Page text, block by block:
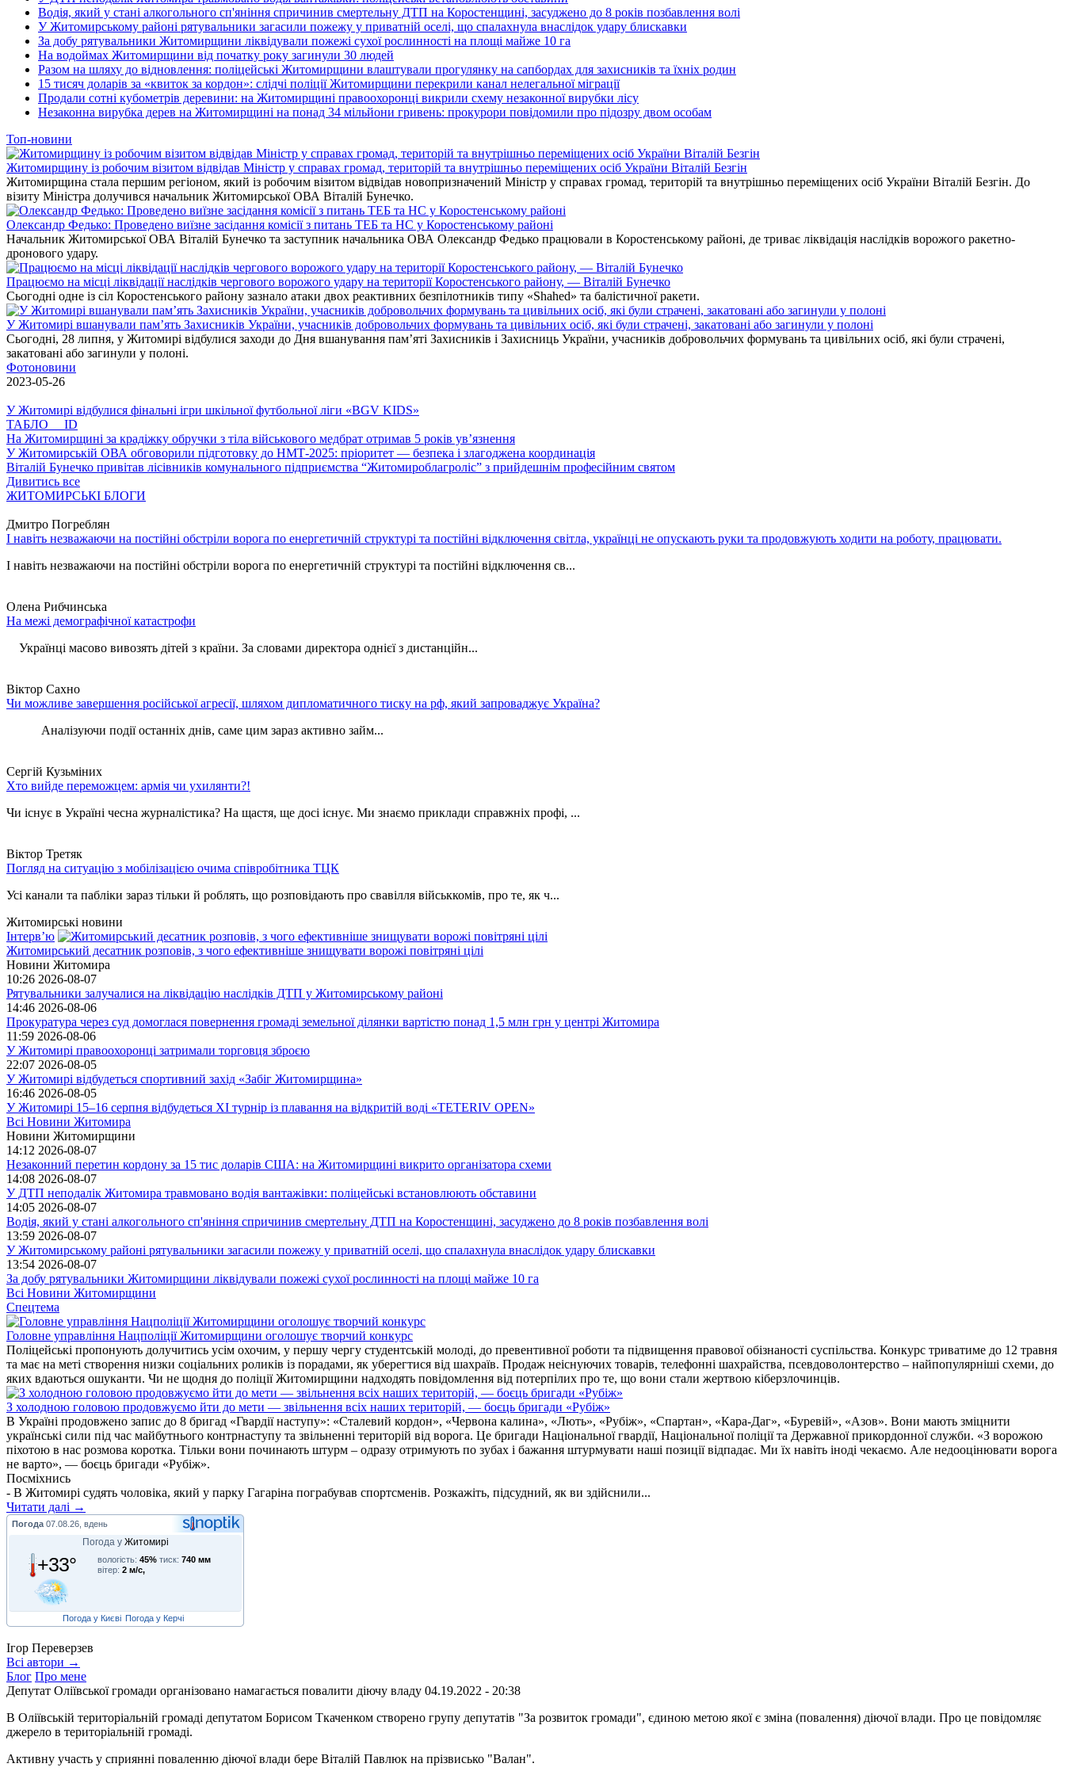
Водія, який у стані алкогольного сп'яніння спричинив смертельну ДТП на Коростенщині, засуджено до 8 років позбавлення волі
У Житомирському районі рятувальники загасили пожежу у приватній оселі, що спалахнула внаслідок удару блискавки
За добу рятувальники Житомирщини ліквідували пожежі сухої рослинності на площі майже 10 га
На водоймах Житомирщини від початку року загинули 30 людей
Разом на шляху до відновлення: поліцейські Житомирщини влаштували прогулянку на сапбордах для захисників та їхніх родин
15 тисяч доларів за «квиток за кордон»: слідчі поліції Житомирщини перекрили канал нелегальної міграції
Продали сотні кубометрів деревини: на Житомирщині правоохоронці викрили схему незаконної вирубки лісу
Незаконна вирубка дерев на Житомирщині на понад 34 мільйони гривень: прокурори повідомили про підозру двом особам
Топ-новини
Житомирщину із робочим візитом відвідав Міністр у справах громад, територій та внутрішньо переміщених осіб України Віталій Безгін
Житомирщина стала першим регіоном, який із робочим візитом відвідав новопризначений Міністр у справах громад, територій та внутрішньо переміщених осіб України Віталій Безгін. До
візиту Міністра долучився начальник Житомирської ОВА Віталій Бунечко.
Олександр Федько: Проведено виїзне засідання комісії з питань ТЕБ та НС у Коростенському районі
Начальник Житомирської ОВА Віталій Бунечко та заступник начальника ОВА Олександр Федько працювали в Коростенському районі, де триває ліквідація наслідків ворожого ракетно-
дронового удару.
Працюємо на місці ліквідації наслідків чергового ворожого удару на території Коростенського району, — Віталій Бунечко
Сьогодні одне із сіл Коростенського району зазнало атаки двох реактивних безпілотників типу «Shahed» та балістичної ракети.
У Житомирі вшанували пам’ять Захисників України, учасників добровольчих формувань та цивільних осіб, які були страчені, закатовані або загинули у полоні
Сьогодні, 28 липня, у Житомирі відбулися заходи до Дня вшанування пам’яті Захисників і Захисниць України, учасників добровольчих формувань та цивільних осіб, які були страчені,
закатовані або загинули у полоні.
Фотоновини
2023-05-26
У Житомирі відбулися фінальні ігри шкільної футбольної ліги «BGV KIDS»
ТАБЛО ID
На Житомирщині за крадіжку обручки з тіла військового медбрат отримав 5 років ув’язнення
У Житомирській ОВА обговорили підготовку до НМТ-2025: пріоритет — безпека і злагоджена координація
Віталій Бунечко привітав лісівників комунального підприємства “Житомироблагроліс” з прийдешнім професійним святом
Дивитись все
ЖИТОМИРСЬКІ БЛОГИ
Дмитро Погреблян
І навіть незважаючи на постійні обстріли ворога по енергетичній структурі та постійні відключення світла, українці не опускають руки та продовжують ходити на роботу, працювати.
І навіть незважаючи на постійні обстріли ворога по енергетичній структурі та постійні відключення св...
Олена Рибчинська
На межі демографічної катастрофи
Українці масово вивозять дітей з країни. За словами директора однієї з дистанційн...
Віктор Сахно
Чи можливе завершення російської агресії, шляхом дипломатичного тиску на рф, який запроваджує Україна?
Аналізуючи події останніх днів, саме цим зараз активно займ...
Сергій Кузьміних
Хто вийде переможцем: армія чи ухилянти?!
Чи існує в Україні чесна журналістика? На щастя, ще досі існує. Ми знаємо приклади справжніх профі, ...
Віктор Третяк
Погляд на ситуацію з мобілізацією очима співробітника ТЦК
Усі канали та пабліки зараз тільки й роблять, що розповідають про свавілля військкомів, про те, як ч...
Житомирські новини
Інтерв’ю
Житомирський десатник розповів, з чого ефективніше знищувати ворожі повітряні цілі
Новини Житомира
10:26 2026-08-07
Рятувальники залучалися на ліквідацію наслідків ДТП у Житомирському районі
14:46 2026-08-06
Прокуратура через суд домоглася повернення громаді земельної ділянки вартістю понад 1,5 млн грн у центрі Житомира
11:59 2026-08-06
У Житомирі правоохоронці затримали торговця зброєю
22:07 2026-08-05
У Житомирі відбудеться спортивний захід «Забіг Житомирщина»
16:46 2026-08-05
У Житомирі 15–16 серпня відбудеться XI турнір із плавання на відкритій воді «TETERIV OPEN»
Всі Новини Житомира
Новини Житомирщини
14:12 2026-08-07
Незаконний перетин кордону за 15 тис доларів США: на Житомирщині викрито організатора схеми
14:08 2026-08-07
У ДТП неподалік Житомира травмовано водія вантажівки: поліцейські встановлюють обставини
14:05 2026-08-07
Водія, який у стані алкогольного сп'яніння спричинив смертельну ДТП на Коростенщині, засуджено до 8 років позбавлення волі
13:59 2026-08-07
У Житомирському районі рятувальники загасили пожежу у приватній оселі, що спалахнула внаслідок удару блискавки
13:54 2026-08-07
За добу рятувальники Житомирщини ліквідували пожежі сухої рослинності на площі майже 10 га
Всі Новини Житомирщини
Спецтема
Головне управління Нацполіції Житомирщини оголошує творчий конкурс
Поліцейські пропонують долучитись усім охочим, у першу чергу студентській молоді, до превентивної роботи та підвищення правової обізнаності суспільства. Конкурс триватиме до 12 травня
та має на меті створення низки соціальних роликів із порадами, як уберегтися від шахраїв. Продаж неіснуючих товарів, телефонні шахрайства, псевдоволонтерство – найпопулярніші схеми, до
яких вдаються ошуканти. Чи не щодня до поліції Житомирщини надходять повідомлення від потерпілих про те, що вони стали жертвою кіберзлочинців.
З холодною головою продовжуємо йти до мети — звільнення всіх наших територій, — боєць бригади «Рубіж»
В Україні продовжено запис до 8 бригад «Гвардії наступу»: «Сталевий кордон», «Червона калина», «Лють», «Рубіж», «Спартан», «Кара-Даг», «Буревій», «Азов». Вони мають зміцнити
українські сили під час майбутнього контрнаступу та звільненні територій від ворога. Це бригади Національної гвардії, Національної поліції та Державної прикордонної служби. «З ворожою
піхотою в нас розмова коротка. Тільки вони починають штурм – одразу отримують по зубах і бажання штурмувати наші позиції відпадає. Ми їх навіть іноді чекаємо. Але недооцінювати ворога
не варто», — боєць бригади «Рубіж».
Посміхнись
- В Житомирі судять чоловіка, який у парку Гагаріна пограбував спортсменів. Розкажіть, підсудний, як ви здійснили...
Читати далі →
Погода 07.08.26, вдень
Погода у Житомирі
+33° вологість: 45% тиск: 740 мм
вітер: 2 м/с,
Погода у Києві Погода у Керчі
Ігор Переверзев
Всі автори →
Блог Про мене
Депутат Оліївської громади організовано намагається повалити діючу владу 04.19.2022 - 20:38
В Оліївській територіальній громаді депутатом Борисом Ткаченком створено групу депутатів "За розвиток громади", єдиною метою якої є зміна (повалення) діючої влади. Про це повідомляє
джерело в територіальній громаді.
Активну участь у сприянні поваленню діючої влади бере Віталій Павлюк на прізвисько "Валан".